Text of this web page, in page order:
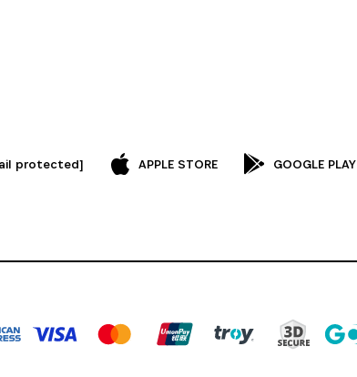
protected] APPLE STORE GOOGLE PLAY